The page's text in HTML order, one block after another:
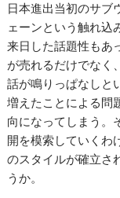
日本進出当初のサブ
ェーンという触れ込
来日した話題性もあ
が売れるだけでなく
話が鳴りっぱなしと
増えたことによる問
向になってしまう。
開を模索していくわ
のスタイルが確立さ
うか。